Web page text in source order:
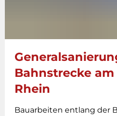
Bahnstrecke
Rhein
Bauarbeiten entlang der